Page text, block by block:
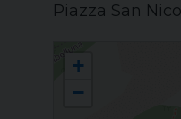
Piazza San
Unità Pastorale
+
−